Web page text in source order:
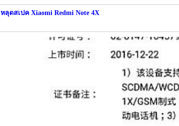
หลุดสเปค Xiaomi Redmi Note 4X